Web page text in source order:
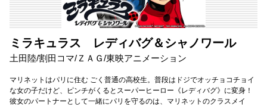
ミラキュラス レディバグ＆シャノワール
土田陸/割田コマ/ ＺＡＧ/東映アニメーション
マリネットはパリに住む ごく普通の高校生。普段はドジでオッチョコチョイ
な女の子だけど、ピンチがくるとスーパーヒーロー《レディバグ》に変身！
彼女のパートナーとして一緒にパリを守るのは、マリネットのクラスメイ